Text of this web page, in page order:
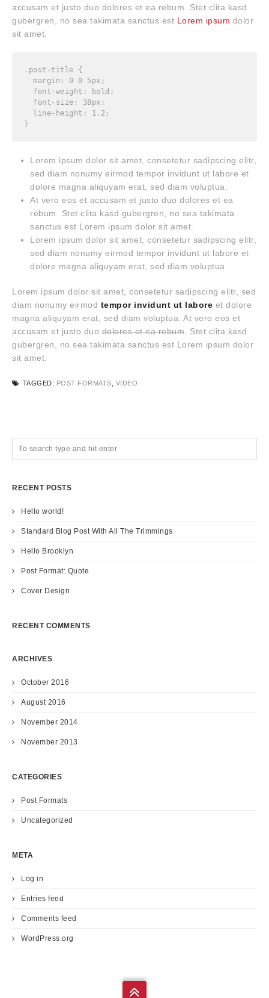
accusam et justo duo dolores et ea rebum. Stet clita kasd
gubergren, no sea takimata sanctus est Lorem ipsum dolor
sit amet.
.post-title {
  margin: 0 0 5px;
  font-weight: bold;
  font-size: 38px;
  line-height: 1.2;
}
Lorem ipsum dolor sit amet, consetetur sadipscing elitr,
sed diam nonumy eirmod tempor invidunt ut labore et
dolore magna aliquyam erat, sed diam voluptua.
At vero eos et accusam et justo duo dolores et ea
rebum. Stet clita kasd gubergren, no sea takimata
sanctus est Lorem ipsum dolor sit amet.
Lorem ipsum dolor sit amet, consetetur sadipscing elitr,
sed diam nonumy eirmod tempor invidunt ut labore et
dolore magna aliquyam erat, sed diam voluptua.
Lorem ipsum dolor sit amet, consetetur sadipscing elitr, sed
diam nonumy eirmod tempor invidunt ut labore et dolore
magna aliquyam erat, sed diam voluptua. At vero eos et
accusam et justo duodolores et ea rebum . Stet clita kasd
gubergren, no sea takimata sanctus est Lorem ipsum dolor
sit amet.
TAGGED: POST FORMATS VIDEO
RECENT POSTS
Hello world!
Standard Blog Post With All The Trimmings
Hello Brooklyn
Post Format: Quote
Cover Design
RECENT COMMENTS
ARCHIVES
October 2016
August 2016
November 2014
November 2013
CATEGORIES
Post Formats
Uncategorized
META
Log in
Entries feed
Comments feed
WordPress.org